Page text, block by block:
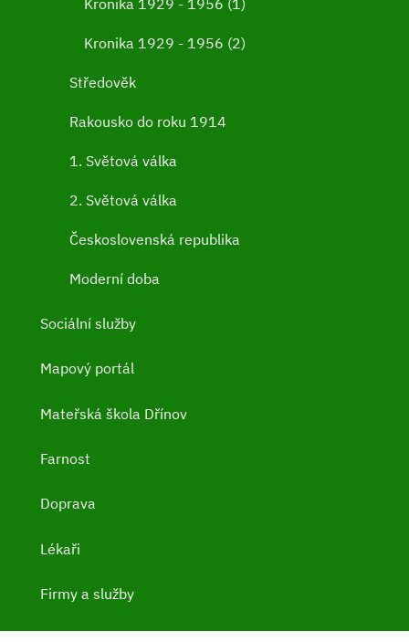
Kronika 1929 - 1956 (2)
Středověk
Rakousko do roku 1914
1. Světová válka
2. Světová válka
Československá republika
Moderní doba
Sociální služby
Mapový portál
Mateřská škola Dřínov
Farnost
Doprava
Lékaři
Firmy a služby